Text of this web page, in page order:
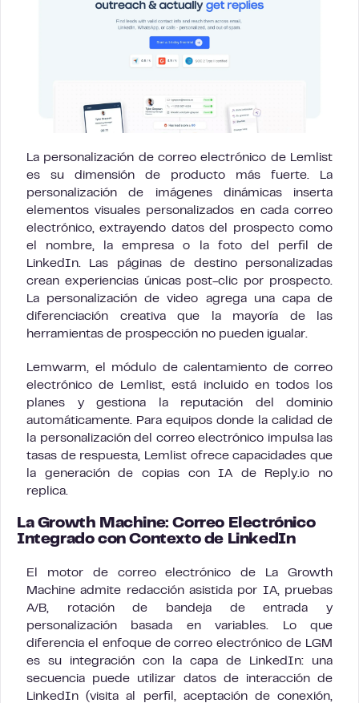
La personalización de correo electrónico de Lemlist
es su dimensión de producto más fuerte. La
personalización de imágenes dinámicas inserta
elementos visuales personalizados en cada correo
electrónico, extrayendo datos del prospecto como
el nombre, la empresa o la foto del perfil de
LinkedIn. Las páginas de destino personalizadas
crean experiencias únicas post-clic por prospecto.
La personalización de video agrega una capa de
diferenciación creativa que la mayoría de las
herramientas de prospección no pueden igualar.
Lemwarm, el módulo de calentamiento de correo
electrónico de Lemlist, está incluido en todos los
planes y gestiona la reputación del dominio
automáticamente. Para equipos donde la calidad de
la personalización del correo electrónico impulsa las
tasas de respuesta, Lemlist ofrece capacidades que
la generación de copias con IA de Reply.io no
replica.
La Growth Machine: Correo Electrónico
Integrado con Contexto de LinkedIn
El motor de correo electrónico de La Growth
Machine admite redacción asistida por IA, pruebas
A/B, rotación de bandeja de entrada y
personalización basada en variables. Lo que
diferencia el enfoque de correo electrónico de LGM
es su integración con la capa de LinkedIn: una
secuencia puede utilizar datos de interacción de
LinkedIn (visita al perfil, aceptación de conexión,